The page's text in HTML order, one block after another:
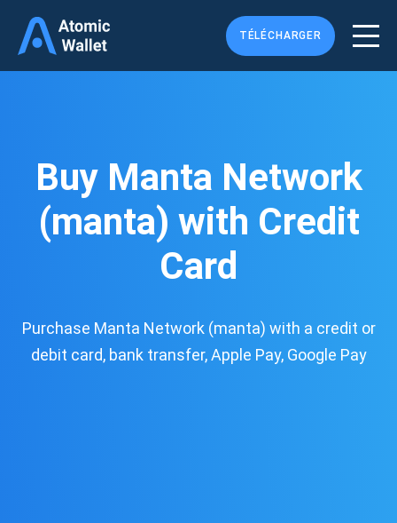
TÉLÉCHARGER
Buy Manta Network
(manta) with Credit
Card
Purchase Manta Network (manta) with a credit or
debit card, bank transfer, Apple Pay, Google Pay